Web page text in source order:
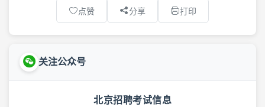
点赞 分享 打印
关注公众号
北京招聘考试信息